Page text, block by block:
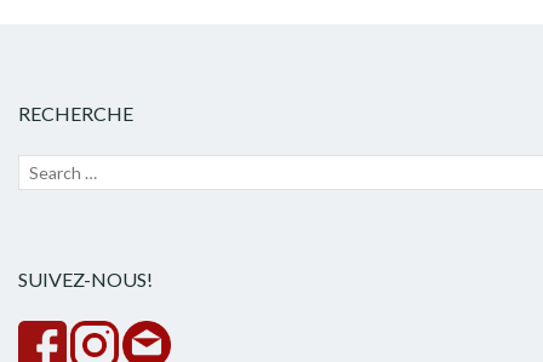
RECHERCHE
Recherche
SUIVEZ-NOUS!